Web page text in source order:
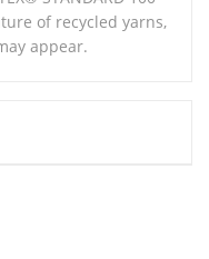
of recycled yarns,
appear.